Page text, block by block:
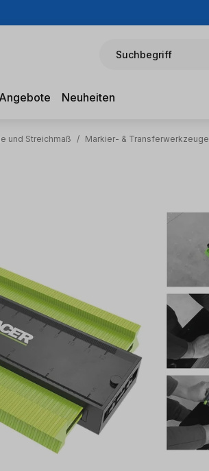
Suchbegriff
Angebote Neuheiten
und Streichmaß / Markier- & Transferwerkzeuge